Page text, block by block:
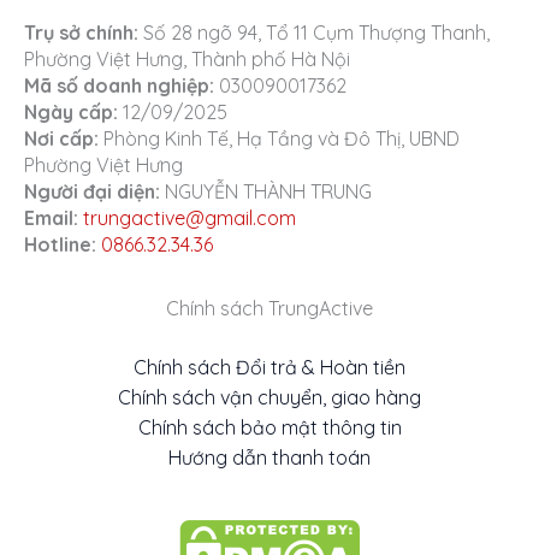
Trụ sở chính: Số 28 ngõ 94, Tổ 11 Cụm Thượng Thanh,
Phường Việt Hưng, Thành phố Hà Nội
Mã số doanh nghiệp: 030090017362
Ngày cấp: 12/09/2025
Nơi cấp: Phòng Kinh Tế, Hạ Tầng và Đô Thị, UBND
Phường Việt Hưng
Người đại diện: NGUYỄN THÀNH TRUNG
Email: trungactive@gmail.com
Hotline: 0866.32.34.36
Chính sách TrungActive
Chính sách Đổi trả & Hoàn tiền
Chính sách vận chuyển, giao hàng
Chính sách bảo mật thông tin
Hướng dẫn thanh toán